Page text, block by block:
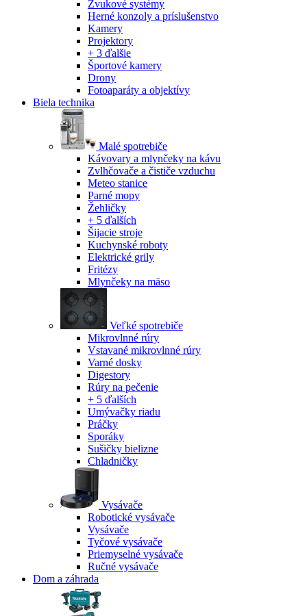
Zvukové systémy
Herné konzoly a príslušenstvo
Kamery
Projektory
+ 3 ďalšie
Športové kamery
Drony
Fotoaparáty a objektívy
Biela technika
Malé spotrebiče
Kávovary a mlynčeky na kávu
Zvlhčovače a čističe vzduchu
Meteo stanice
Parné mopy
Žehličky
+ 5 ďalších
Šijacie stroje
Kuchynské roboty
Elektrické grily
Fritézy
Mlynčeky na mäso
Veľké spotrebiče
Mikrovlnné rúry
Vstavané mikrovlnné rúry
Varné dosky
Digestory
Rúry na pečenie
+ 5 ďalších
Umývačky riadu
Práčky
Sporáky
Sušičky bielizne
Chladničky
Vysávače
Robotické vysávače
Vysávače
Tyčové vysávače
Priemyselné vysávače
Ručné vysávače
Dom a záhrada